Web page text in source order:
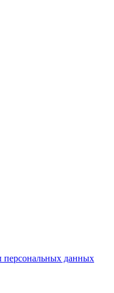
персональных данных